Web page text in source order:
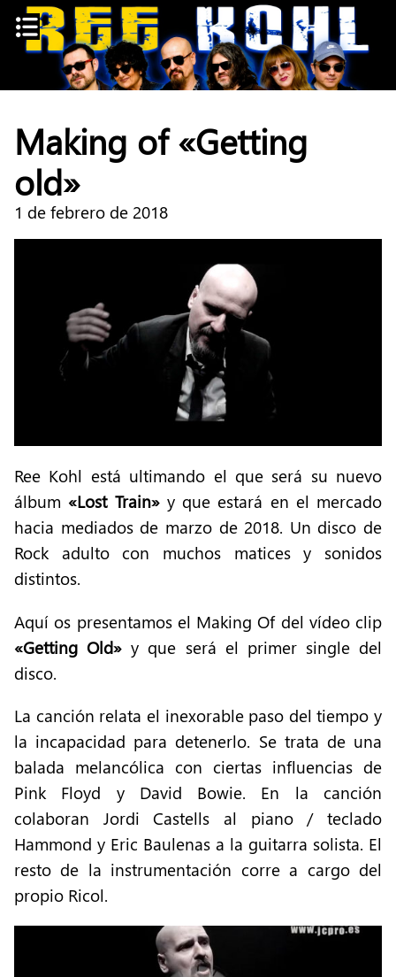
Skip
Making of «Getting
old»
1 de febrero de 2018
Ree Kohl está ultimando el que será su nuevo
álbum «Lost Train»y que estará en el mercado
hacia mediados de marzo de 2018. Un disco de
Rock adulto con muchos matices y sonidos
distintos.
Aquí os presentamos el Making Of del vídeo clip
«Getting Old» y que será el primer single del
disco.
La canción relata el inexorable paso del tiempo y
la incapacidad para detenerlo. Se trata de una
balada melancólica con ciertas influencias de
Pink Floyd y David Bowie. En la canción
colaboran Jordi Castells al piano / teclado
Hammond y Eric Baulenas a la guitarra solista. El
resto de la instrumentación corre a cargo del
propio Ricol.